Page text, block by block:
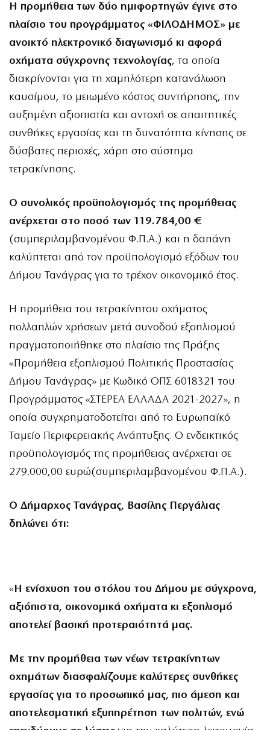
Η προμήθεια των δύο ημιφορτηγών έγινε στο
πλαίσιο του προγράμματος «ΦΙΛΟΔΗΜΟΣ» με
ανοικτό ηλεκτρονικό διαγωνισμό κι αφορά
οχήματα σύγχρονης τεχνολογίας, τα οποία
διακρίνονται για τη χαμηλότερη κατανάλωση
καυσίμου, το μειωμένο κόστος συντήρησης, την
αυξημένη αξιοπιστία και αντοχή σε απαιτητικές
συνθήκες εργασίας και τη δυνατότητα κίνησης σε
δύσβατες περιοχές, χάρη στο σύστημα
τετρακίνησης.
Ο συνολικός προϋπολογισμός της προμήθειας
ανέρχεται στο ποσό των 119.784,00 €
(συμπεριλαμβανομένου Φ.Π.Α.) και η δαπάνη
καλύπτεται από τον προϋπολογισμό εξόδων του
Δήμου Τανάγρας για το τρέχον οικονομικό έτος.
Η προμήθεια του τετρακίνητου οχήματος
πολλαπλών χρήσεων μετά συνοδού εξοπλισμού
πραγματοποιήθηκε στο πλαίσιο της Πράξης
«Προμήθεια εξοπλισμού Πολιτικής Προστασίας
Δήμου Τανάγρας» με Κωδικό ΟΠΣ 6018321 του
Προγράμματος «ΣΤΕΡΕΑ ΕΛΛΑΔΑ 2021-2027», η
οποία συγχρηματοδοτείται από το Ευρωπαϊκό
Ταμείο Περιφερειακής Ανάπτυξης. Ο ενδεικτικός
προϋπολογισμός της προμήθειας ανέρχεται σε
279.000,00 ευρώ(συμπεριλαμβανομένου Φ.Π.Α.).
Ο Δήμαρχος Τανάγρας, Βασίλης Περγάλιας
δηλώνει ότι:
«Η ενίσχυση του στόλου του Δήμου με σύγχρονα,
αξιόπιστα, οικονομικά οχήματα κι εξοπλισμό
αποτελεί βασική προτεραιότητά μας.
Με την προμήθεια των νέων τετρακίνητων
οχημάτων διασφαλίζουμε καλύτερες συνθήκες
εργασίας για το προσωπικό μας, πιο άμεση και
αποτελεσματική εξυπηρέτηση των πολιτών, ενώ